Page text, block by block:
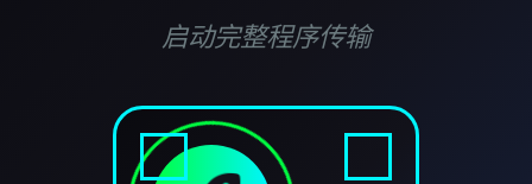
启动完整程序传输